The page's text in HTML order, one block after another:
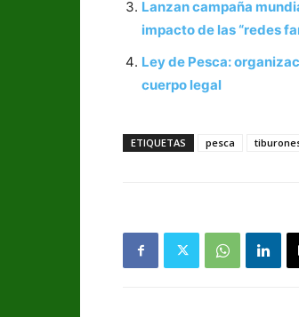
Lanzan campaña
impacto de las “redes
Ley de Pesca:
cuerpo legal
ETIQUETAS pesca